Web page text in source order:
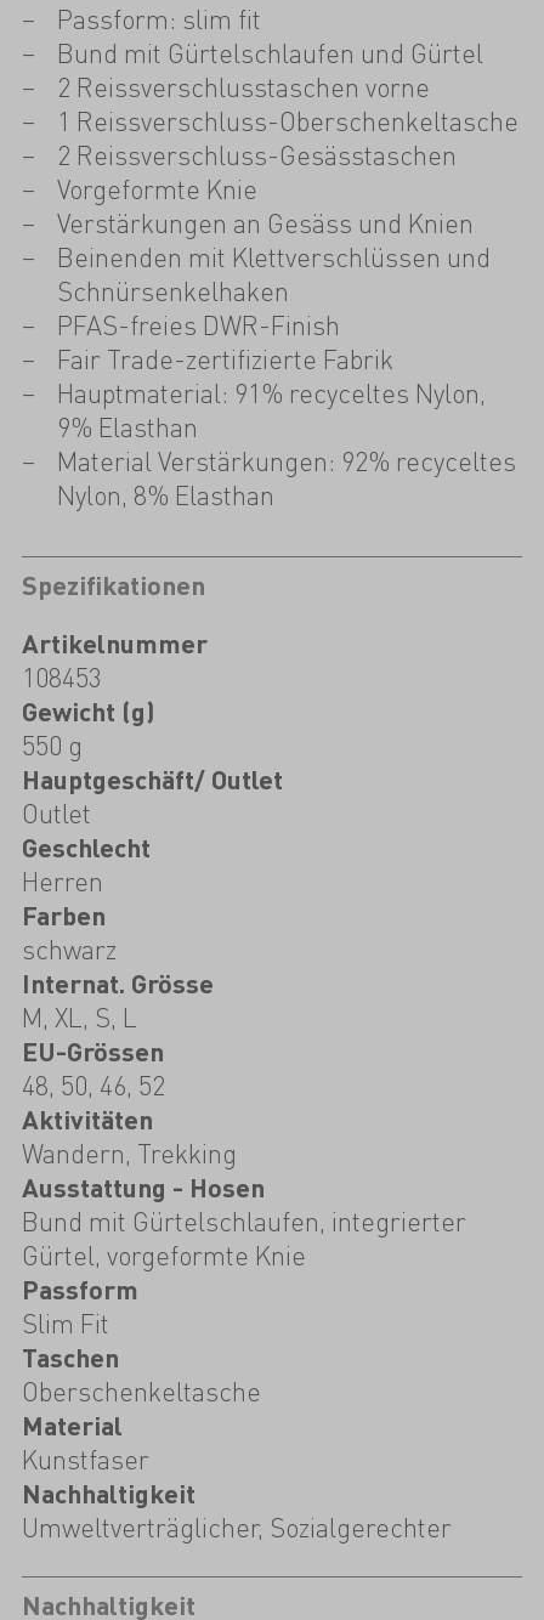
Passform: slim fit
Bund mit Gürtelschlaufen und Gürtel
2 Reissverschlusstaschen vorne
1 Reissverschluss-Oberschenkeltasche
2 Reissverschluss-Gesässtaschen
Vorgeformte Knie
Verstärkungen an Gesäss und Knien
Beinenden mit Klettverschlüssen und
Schnürsenkelhaken
PFAS-freies DWR-Finish
Fair Trade-zertifizierte Fabrik
Hauptmaterial: 91% recyceltes Nylon,
9% Elasthan
Material Verstärkungen: 92% recyceltes
Nylon, 8% Elasthan
Spezifikationen
Artikelnummer
108453
Gewicht (g)
550 g
Hauptgeschäft/ Outlet
Outlet
Geschlecht
Herren
Farben
schwarz
Internat. Grösse
M, XL, S, L
EU-Grössen
48, 50, 46, 52
Aktivitäten
Wandern, Trekking
Ausstattung - Hosen
Bund mit Gürtelschlaufen, integrierter
Gürtel, vorgeformte Knie
Passform
Slim Fit
Taschen
Oberschenkeltasche
Material
Kunstfaser
Nachhaltigkeit
Umweltverträglicher, Sozialgerechter
Nachhaltigkeit